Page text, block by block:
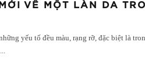
VỀ MỘT LÀN DA
yếu tố đều màu, rạng rỡ, đặc biệt là
...